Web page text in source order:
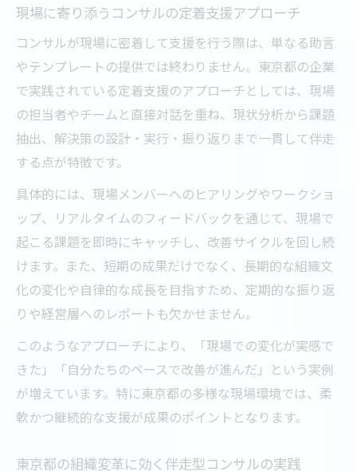
現場に寄り添うコンサルの定着支援アプローチ
コンサルが現場に密着して支援を行う際は、単なる助言
やテンプレートの提供では終わりません。東京都の企業
で実践されている定着支援のアプローチとしては、現場
の担当者やチームと直接対話を重ね、現状分析から課題
抽出、解決策の設計・実行・振り返りまで一貫して伴走
する点が特徴です。
具体的には、現場メンバーへのヒアリングやワークショ
ップ、リアルタイムのフィードバックを通じて、現場で
起こる課題を即時にキャッチし、改善サイクルを回し続
けます。また、短期の成果だけでなく、長期的な組織文
化の変化や自律的な成長を目指すため、定期的な振り返
りや経営層へのレポートも欠かせません。
このようなアプローチにより、「現場での変化が実感で
きた」「自分たちのペースで改善が進んだ」という実例
が増えています。特に東京都の多様な現場環境では、柔
軟かつ継続的な支援が成果のポイントとなります。
東京都の組織変革に効く伴走型コンサルの実践